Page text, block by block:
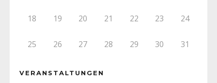
18 19 20 21 22 23 24
25 26 27 28 29 30 31
VERANSTALTUNGEN